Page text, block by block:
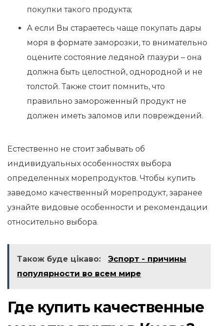
покупки такого продукта;
А если Вы стараетесь чаще покупать дары
моря в формате заморозки, то внимательно
оцените состояние ледяной глазури – она
должна быть целостной, однородной и не
толстой. Также стоит помнить, что
правильно замороженный продукт не
должен иметь заломов или повреждений.
Естественно не стоит забывать об
индивидуальных особенностях выбора
определенных морепродуктов. Чтобы купить
заведомо качественный морепродукт, заранее
узнайте видовые особенности и рекомендации
относительно выбора.
Також буде цікаво:
Эспорт - причины
популярности во всем мире
Где купить качественные